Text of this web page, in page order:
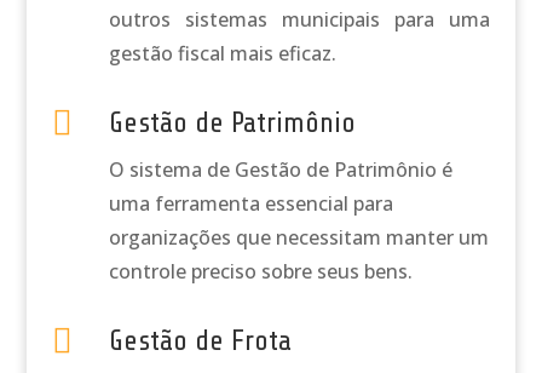
outros sistemas municipais para uma
gestão fiscal mais eficaz.
 Gestão de Patrimônio
O sistema de Gestão de Patrimônio é
uma ferramenta essencial para
organizações que necessitam manter um
controle preciso sobre seus bens.
 Gestão de Frota